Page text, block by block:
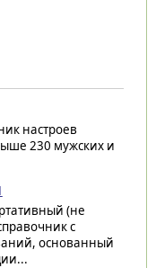
настроев
230 мужских и
(не
с
основанный